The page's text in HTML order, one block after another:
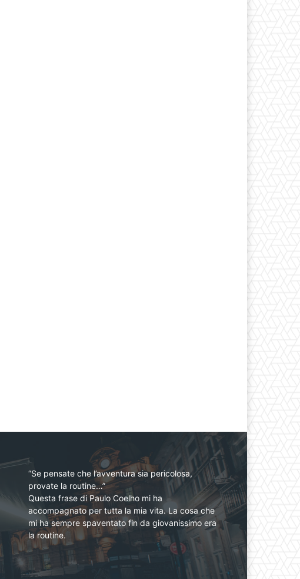
“Se pensate che l’avventura sia pericolosa,
provate la routine…”
Questa frase di Paulo Coelho mi ha
accompagnato per tutta la mia vita. La cosa che
mi ha sempre spaventato fin da giovanissimo era
la routine.